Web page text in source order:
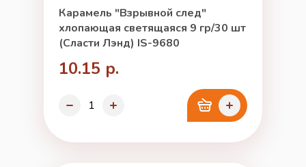
Карамель "Взрывной след"
хлопающая светящаяся 9 гр/30 шт
(Сласти Лэнд) IS-9680
10.15 р.